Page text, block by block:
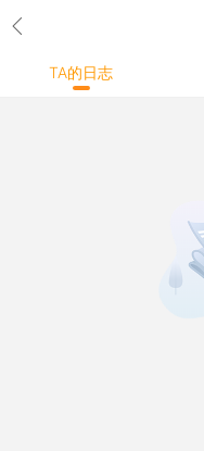
TA的日志